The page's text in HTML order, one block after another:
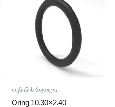
რეზინის რგოლი
Oring 10.30×2.40